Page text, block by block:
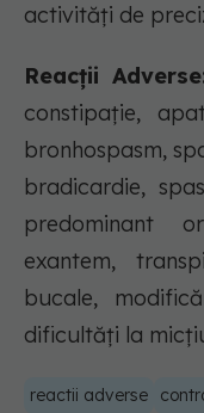
activități de
Reacții
constipație,
bronhospasm,
bradicardie,
predominant
exantem,
bucale,
dificultăți la
reactii adverse